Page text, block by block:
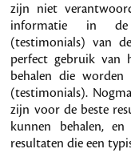
zijn niet
informatie in de
(testimonials) van
perfect gebruik van
behalen die worden
(testimonials).
zijn voor de beste
kunnen behalen,
resultaten die een